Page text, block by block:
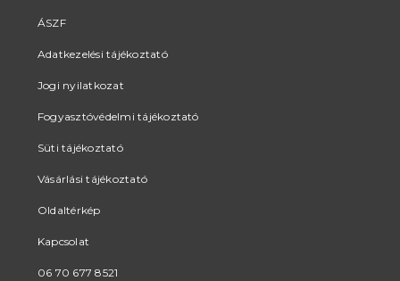
ÁSZF
Adatkezelési tájékoztató
Jogi nyilatkozat
Fogyasztóvédelmi tájékoztató
Süti tájékoztató
Vásárlási tájékoztató
Oldaltérkép
Kapcsolat
06 70 677 8521